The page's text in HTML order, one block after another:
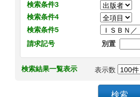
検索条件3
検索条件4
検索条件5
請求記号
別置
検索結果一覧表示 表示数